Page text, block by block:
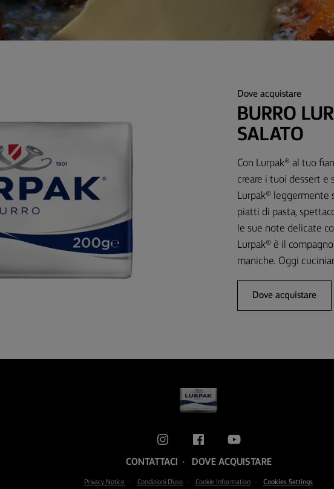
Dove acquistare
BURRO
SALATO
Con Lurpak® al tuo
creare i tuoi dessert e
Lurpak® leggermente
piatti di pasta,
le sue note delicate
Lurpak® è il
maniche. Oggi
Dove acquistare
CONTATTACI DOVE ACQUISTARE
Privacy Notice Condizioni D'uso Cookie Information Cookies Settings